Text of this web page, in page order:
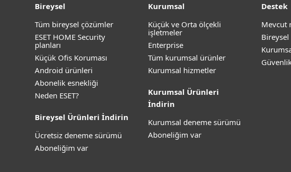
Bireysel
Tüm bireysel çözümler
ESET HOME Security
planları
Küçük Ofis Koruması
Android ürünleri
Abonelik esnekliği
Neden ESET?
Bireysel Ürünleri İndirin
Ücretsiz deneme sürümü
Aboneliğim var
Kurumsal
Küçük ve Orta ölçekli
işletmeler
Enterprise
Tüm kurumsal ürünler
Kurumsal hizmetler
Kurumsal Ürünleri
İndirin
Kurumsal deneme sürümü
Aboneliğim var
Destek
Mevcut